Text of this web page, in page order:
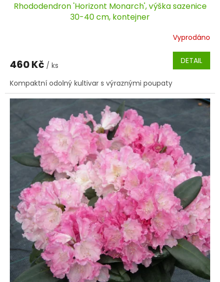
Rhododendron 'Horizont Monarch', výška sazenice
30-40 cm, kontejner
Vyprodáno
460 Kč / ks DETAIL
Kompaktní odolný kultivar s výraznými poupaty